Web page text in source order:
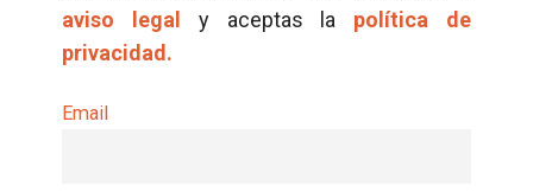
aviso legal
y aceptas la política de
privacidad.
Email